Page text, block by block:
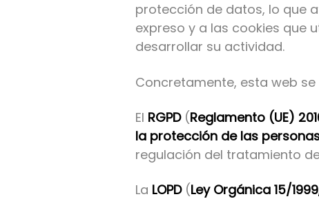
protección de datos, lo que
expreso y a las cookies que
desarrollar su actividad.
Concretamente, esta web
El RGPD (Reglamento (UE)
la protección de las
regulación del tratamiento
La LOPD(Ley Orgánica 15/